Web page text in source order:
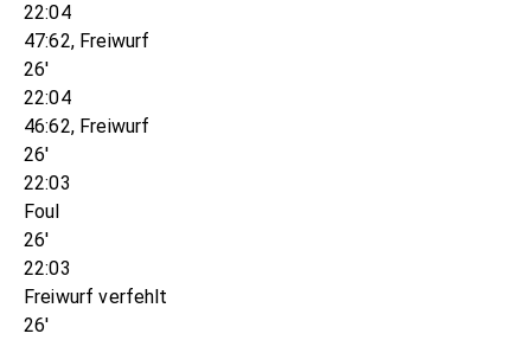
22:04
47:62, Freiwurf
26'
22:04
46:62, Freiwurf
26'
22:03
Foul
26'
22:03
Freiwurf verfehlt
26'